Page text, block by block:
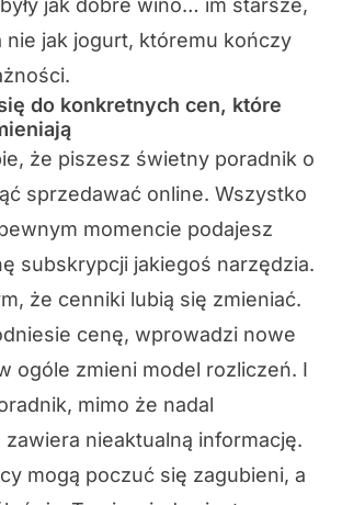
były jak dobre wino… im starsze,
nie jak jogurt, któremu kończy
do konkretnych cen, które
że piszesz świetny poradnik o
sprzedawać online. Wszystko
momencie podajesz
subskrypcji jakiegoś narzędzia.
że cenniki lubią się zmieniać.
cenę, wprowadzi nowe
ogóle zmieni model rozliczeń. I
mimo że nadal
nieaktualną informację.
mogą poczuć się zagubieni, a